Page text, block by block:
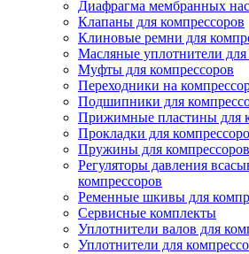
Диафрагма мембранных
Клапаны для компрессоров
Клиновые ремни для
Масляные уплотнители для
Муфты для компрессоров
Переходники на
Подшипники для
Прижимные пластины для
Прокладки для
Пружины для компрессоров
Регуляторы давления
компрессоров
Ременные шкивы для
Сервисные комплекты
Уплотнители валов для
Уплотнители для